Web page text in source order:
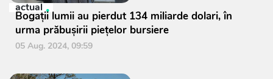
actual
Bogații lumii au pierdut 134 miliarde dolari, în
urma prăbuşirii pieţelor bursiere
05 Aug. 2024, 09:59